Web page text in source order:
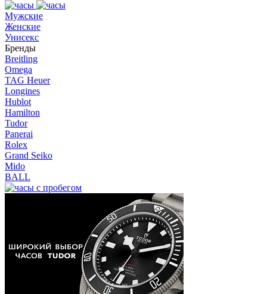
Мужские
Женские
Унисекс
Бренды
Breitling
Omega
TAG Heuer
Longines
Hublot
Hamilton
Tudor
Panerai
Rolex
Grand Seiko
Mido
BALL